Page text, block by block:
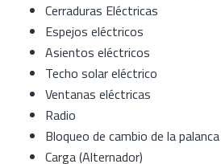
Cerraduras Eléctricas
Espejos eléctricos
Asientos eléctricos
Techo solar eléctrico
Ventanas eléctricas
Radio
Bloqueo de cambio de la
Carga (Alternador)